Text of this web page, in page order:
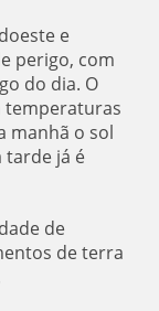
e
perigo, com
do dia. O
temperaturas
manhã o sol
tarde já é
de
de terra